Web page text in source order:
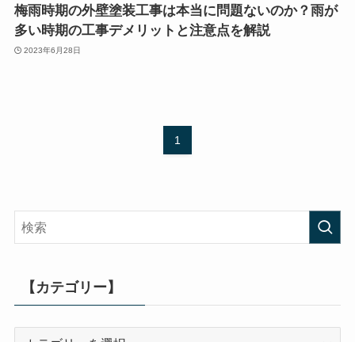
梅雨時期の外壁塗装工事は本当に問題ないのか？雨が
多い時期の工事デメリットと注意点を解説
2023年6月28日
1
【カテゴリー】